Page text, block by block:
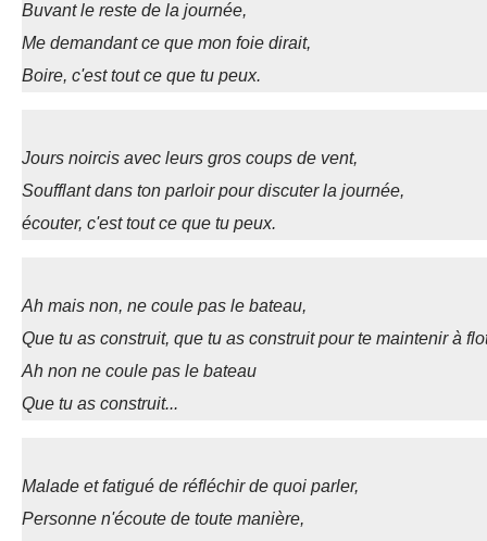
Buvant le reste de la journée,
Me demandant ce que mon foie dirait,
Boire, c'est tout ce que tu peux.
Jours noircis avec leurs gros coups de vent,
Soufflant dans ton parloir pour discuter la journée,
écouter, c'est tout ce que tu peux.
Ah mais non, ne coule pas le bateau,
Que tu as construit, que tu as construit pour te maintenir à
Ah non ne coule pas le bateau
Que tu as construit...
Malade et fatigué de réfléchir de quoi parler,
Personne n'écoute de toute manière,